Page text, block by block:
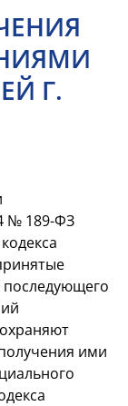
Г.
№ 189-ФЗ
последующего
ими